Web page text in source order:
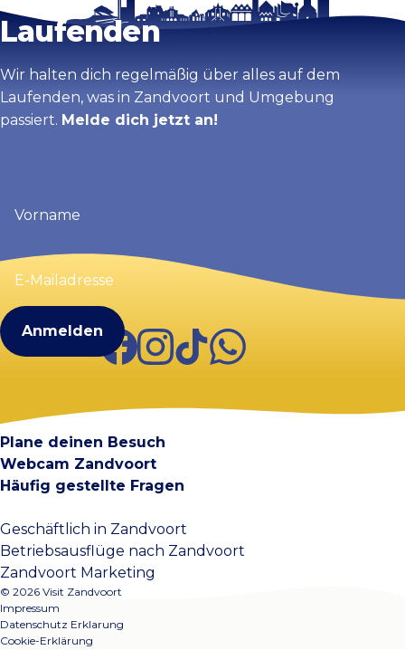
Laufenden
Wir halten dich regelmäßig über alles auf dem
Laufenden, was in Zandvoort und Umgebung
passiert. Melde dich jetzt an!
(erforderlich)
E-
Mailadresse
FacebookInstagram
TikTokWhatsApp
Plane deinen Besuch
Webcam Zandvoort
Häufig gestellte Fragen
Geschäftlich in Zandvoort
Betriebsausflüge nach Zandvoort
Zandvoort Marketing
© 2026 Visit Zandvoort
Impressum
Datenschutz Erklarung
Cookie-Erklärung